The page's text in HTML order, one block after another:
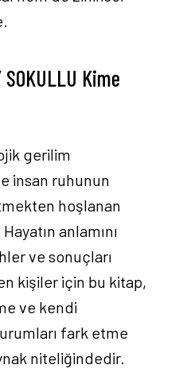
Kime
gerilim
insan ruhunun
hoşlanan
anlamını
ve sonuçları
kişiler için bu kitap,
ve kendi
fark etme
niteliğindedir.